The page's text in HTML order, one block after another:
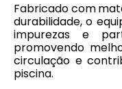
Fabricado com
durabilidade, o
impurezas e
promovendo
circulação e
piscina.